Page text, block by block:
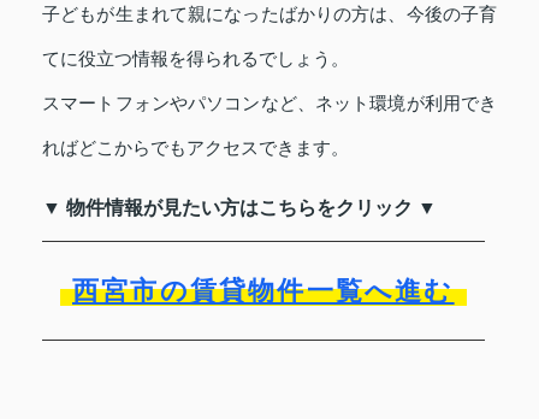
子どもが生まれて親になったばかりの方は、今後の子育
てに役立つ情報を得られるでしょう。
スマートフォンやパソコンなど、ネット環境が利用でき
ればどこからでもアクセスできます。
▼ 物件情報が見たい方はこちらをクリック ▼
西宮市の賃貸物件一覧へ進む